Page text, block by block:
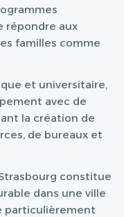
répondre aux
familles comme
et universitaire,
avec de
la création de
de bureaux et
constitue
dans une ville
particulièrement